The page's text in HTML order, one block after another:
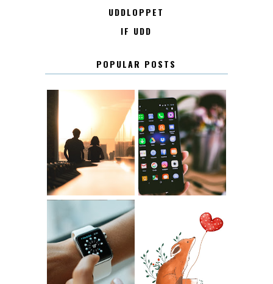
UDDLOPPET
IF UDD
POPULAR POSTS
KONTAKT KONTAKTLISTA
12.30 LUGN